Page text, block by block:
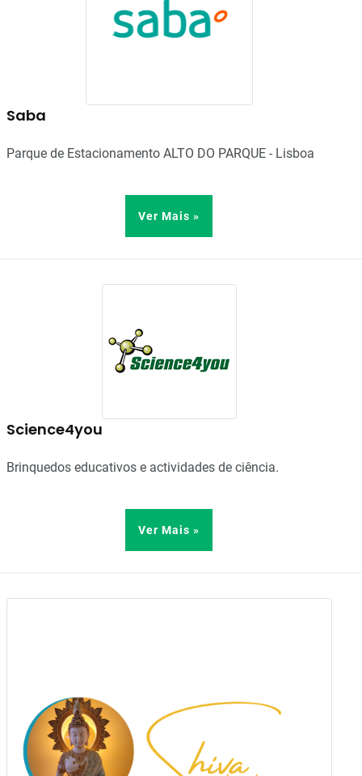
Saba
Parque de Estacionamento ALTO DO PARQUE - Lisboa
Ver Mais »
Science4you
Brinquedos educativos e actividades de ciência.
Ver Mais »